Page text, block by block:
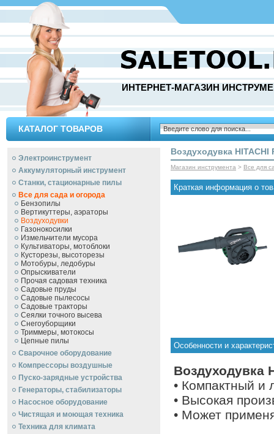
ИНТЕРНЕТ-МАГАЗИН
КАТАЛОГ ТОВАРОВ
Электроинструмент
Аккумуляторный инструмент
Станки, стационарные пилы
Все для сада и огорода
Бензопилы
Вертикуттеры, аэраторы
Воздуходувки
Газонокосилки
Измельчители мусора
Культиваторы, мотоблоки
Кусторезы, высоторезы
Мотобуры, ледобуры
Опрыскиватели
Прочая садовая техника
Садовые пруды
Садовые пылесосы
Садовые тракторы
Сеялки точного высева
Снегоуборщики
Триммеры, мотокосы
Цепные пилы
Сварочное оборудование
Компрессоры воздушные
Пуско-зарядные устройства
Генераторы, стабилизаторы
Насосное оборудование
Чистящая и моющая техника
Техника для климата
Воздуходувка HITACHI
Магазин инструмента > Все для
Краткая информация о
Особенности и
Воздуходувка
• Компактный и
• Высокая
• Может